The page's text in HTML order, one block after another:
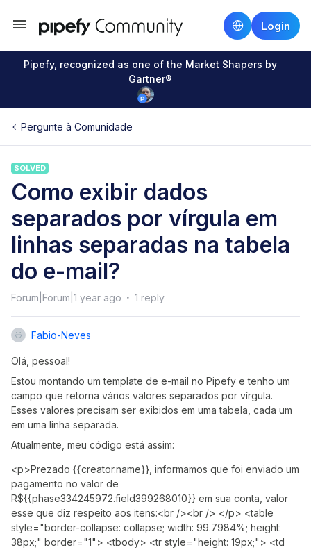
Login
Pipefy, recognized as one of the Market Shapers by
Gartner®
Pergunte à Comunidade
SOLVED
Como exibir dados
separados por vírgula em
linhas separadas na tabela
do e-mail?
Forum|Forum|1 year ago 1 reply
Fabio-Neves
Olá, pessoal!
Estou montando um template de e-mail no Pipefy e tenho um
campo que retorna vários valores separados por vírgula.
Esses valores precisam ser exibidos em uma tabela, cada um
em uma linha separada.
Atualmente, meu código está assim:
<p>Prezado {{creator.name}}, informamos que foi enviado um
pagamento no valor de
R${{phase334245972.field399268010}} em sua conta, valor
esse que diz respeito aos itens:<br /><br /> </p> <table
style="border-collapse: collapse; width: 99.7984%; height:
38px;" border="1"> <tbody> <tr style="height: 19px;"> <td